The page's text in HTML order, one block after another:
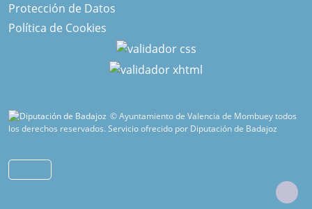
Protección de Datos
Política de Cookies
© Ayuntamiento de Valencia de Mombuey todos
los derechos reservados.Servicio ofrecido por Diputación de Badajoz